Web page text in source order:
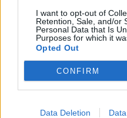
I want to opt-out of
Retention, Sale, and/or
Personal Data that Is
Purposes for which it
Opted Out
CONFIRM
Data Deletion
bril. cca. 4,40 ct, 25,0 g
Kikiáltási ár:
BÁV ZRt. 2014.12.09-i aukció
Aukció időpontja: 2014-12-09